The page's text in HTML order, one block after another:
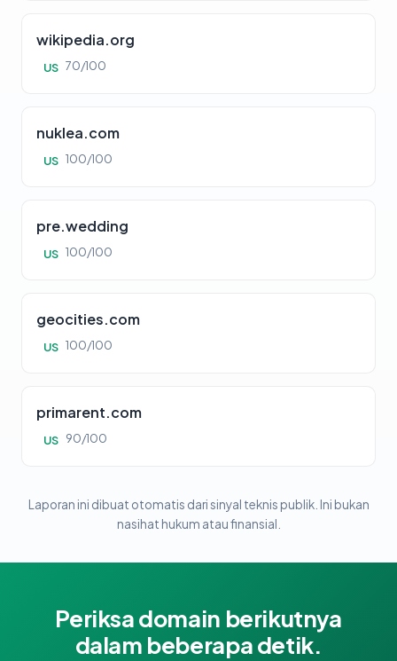
wikipedia.org
US 70/100
nuklea.com
US 100/100
pre.wedding
US 100/100
geocities.com
US 100/100
primarent.com
US 90/100
Laporan ini dibuat otomatis dari sinyal teknis publik. Ini bukan
nasihat hukum atau finansial.
Periksa domain berikutnya
dalam beberapa detik.